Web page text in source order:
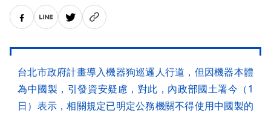
台北市政府計畫導入機器狗巡邏人行道，但因機器本體
為中國製，引發資安疑慮，對此，內政部國土署今（1
日）表示，相關規定已明定公務機關不得使用中國製的